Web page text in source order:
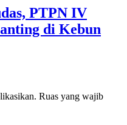
PTPN IV
di Kebun
Ruas yang wajib